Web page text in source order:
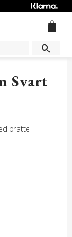
Svart
brätte